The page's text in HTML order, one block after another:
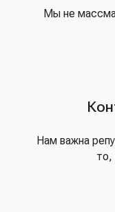
Мы не
Нам важна
то,